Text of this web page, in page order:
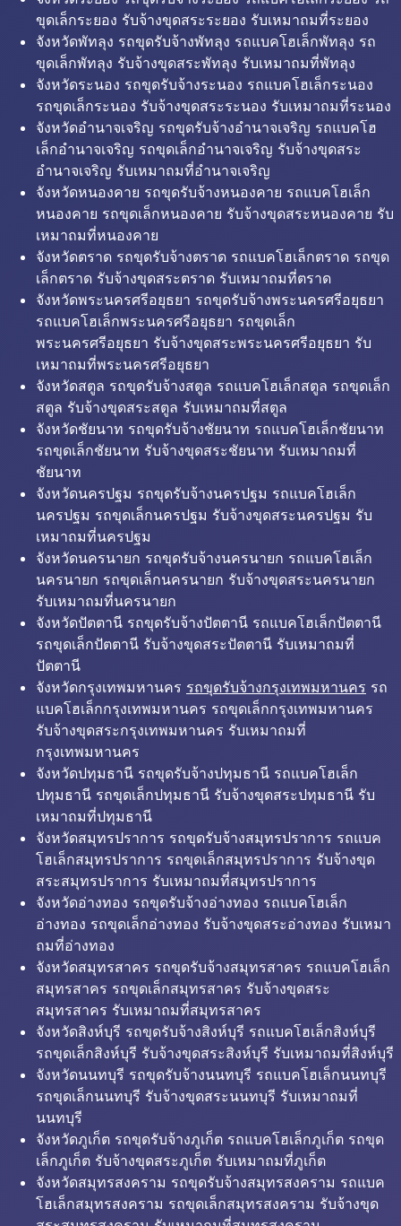
ขุดเล็กระยอง รับจ้างขุดสระระยอง รับเหมาถมที่ระยอง
จังหวัดพัทลุง รถขุดรับจ้างพัทลุง รถแบคโฮเล็กพัทลุง รถ
ขุดเล็กพัทลุง รับจ้างขุดสระพัทลุง รับเหมาถมที่พัทลุง
จังหวัดระนอง รถขุดรับจ้างระนอง รถแบคโฮเล็กระนอง
รถขุดเล็กระนอง รับจ้างขุดสระระนอง รับเหมาถมที่ระนอง
จังหวัดอำนาจเจริญ รถขุดรับจ้างอำนาจเจริญ รถแบคโฮ
เล็กอำนาจเจริญ รถขุดเล็กอำนาจเจริญ รับจ้างขุดสระ
อำนาจเจริญ รับเหมาถมที่อำนาจเจริญ
จังหวัดหนองคาย รถขุดรับจ้างหนองคาย รถแบคโฮเล็ก
หนองคาย รถขุดเล็กหนองคาย รับจ้างขุดสระหนองคาย รับ
เหมาถมที่หนองคาย
จังหวัดตราด รถขุดรับจ้างตราด รถแบคโฮเล็กตราด รถขุด
เล็กตราด รับจ้างขุดสระตราด รับเหมาถมที่ตราด
จังหวัดพระนครศรีอยุธยา รถขุดรับจ้างพระนครศรีอยุธยา
รถแบคโฮเล็กพระนครศรีอยุธยา รถขุดเล็ก
พระนครศรีอยุธยา รับจ้างขุดสระพระนครศรีอยุธยา รับ
เหมาถมที่พระนครศรีอยุธยา
จังหวัดสตูล รถขุดรับจ้างสตูล รถแบคโฮเล็กสตูล รถขุดเล็ก
สตูล รับจ้างขุดสระสตูล รับเหมาถมที่สตูล
จังหวัดชัยนาท รถขุดรับจ้างชัยนาท รถแบคโฮเล็กชัยนาท
รถขุดเล็กชัยนาท รับจ้างขุดสระชัยนาท รับเหมาถมที่
ชัยนาท
จังหวัดนครปฐม รถขุดรับจ้างนครปฐม รถแบคโฮเล็ก
นครปฐม รถขุดเล็กนครปฐม รับจ้างขุดสระนครปฐม รับ
เหมาถมที่นครปฐม
จังหวัดนครนายก รถขุดรับจ้างนครนายก รถแบคโฮเล็ก
นครนายก รถขุดเล็กนครนายก รับจ้างขุดสระนครนายก
รับเหมาถมที่นครนายก
จังหวัดปัตตานี รถขุดรับจ้างปัตตานี รถแบคโฮเล็กปัตตานี
รถขุดเล็กปัตตานี รับจ้างขุดสระปัตตานี รับเหมาถมที่
ปัตตานี
จังหวัดกรุงเทพมหานคร รถขุดรับจ้างกรุงเทพมหานคร รถ
แบคโฮเล็กกรุงเทพมหานคร รถขุดเล็กกรุงเทพมหานคร
รับจ้างขุดสระกรุงเทพมหานคร รับเหมาถมที่
กรุงเทพมหานคร
จังหวัดปทุมธานี รถขุดรับจ้างปทุมธานี รถแบคโฮเล็ก
ปทุมธานี รถขุดเล็กปทุมธานี รับจ้างขุดสระปทุมธานี รับ
เหมาถมที่ปทุมธานี
จังหวัดสมุทรปราการ รถขุดรับจ้างสมุทรปราการ รถแบค
โฮเล็กสมุทรปราการ รถขุดเล็กสมุทรปราการ รับจ้างขุด
สระสมุทรปราการ รับเหมาถมที่สมุทรปราการ
จังหวัดอ่างทอง รถขุดรับจ้างอ่างทอง รถแบคโฮเล็ก
อ่างทอง รถขุดเล็กอ่างทอง รับจ้างขุดสระอ่างทอง รับเหมา
ถมที่อ่างทอง
จังหวัดสมุทรสาคร รถขุดรับจ้างสมุทรสาคร รถแบคโฮเล็ก
สมุทรสาคร รถขุดเล็กสมุทรสาคร รับจ้างขุดสระ
สมุทรสาคร รับเหมาถมที่สมุทรสาคร
จังหวัดสิงห์บุรี รถขุดรับจ้างสิงห์บุรี รถแบคโฮเล็กสิงห์บุรี
รถขุดเล็กสิงห์บุรี รับจ้างขุดสระสิงห์บุรี รับเหมาถมที่สิงห์บุรี
จังหวัดนนทบุรี รถขุดรับจ้างนนทบุรี รถแบคโฮเล็กนนทบุรี
รถขุดเล็กนนทบุรี รับจ้างขุดสระนนทบุรี รับเหมาถมที่
นนทบุรี
จังหวัดภูเก็ต รถขุดรับจ้างภูเก็ต รถแบคโฮเล็กภูเก็ต รถขุด
เล็กภูเก็ต รับจ้างขุดสระภูเก็ต รับเหมาถมที่ภูเก็ต
จังหวัดสมุทรสงคราม รถขุดรับจ้างสมุทรสงคราม รถแบค
โฮเล็กสมุทรสงคราม รถขุดเล็กสมุทรสงคราม รับจ้างขุด